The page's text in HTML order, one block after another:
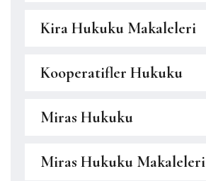
Kira Hukuku Makaleleri
Kooperatifler Hukuku
Miras Hukuku
Miras Hukuku Makaleleri